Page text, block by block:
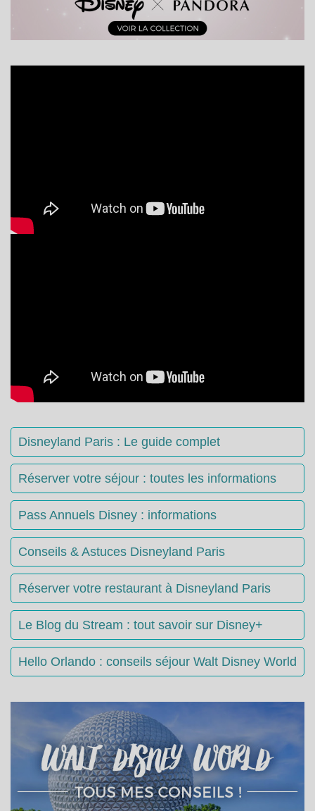
Disneyland Paris : Le guide complet
Réserver votre séjour : toutes les informations
Pass Annuels Disney : informations
Conseils & Astuces Disneyland Paris
Réserver votre restaurant à Disneyland Paris
Le Blog du Stream : tout savoir sur Disney+
Hello Orlando : conseils séjour Walt Disney World